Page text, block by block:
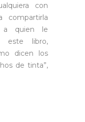
con
compartirla
a quien le
este libro,
dicen los
de tinta”,